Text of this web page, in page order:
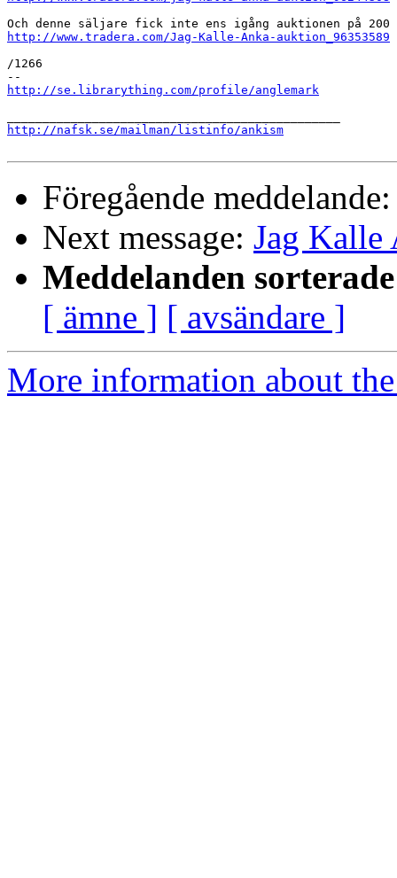
http://www.tradera.com/Jag-Kalle-Anka-auktion_96353589
/1266
http://se.librarything.com/profile/anglemark
http://nafsk.se/mailman/listinfo/ankism
Föregående
Next message: Jag Kalle
Meddelanden
[ ämne ] [ avsändare ]
More information about